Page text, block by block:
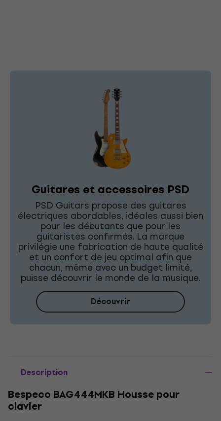
Guitares et accessoires PSD
PSD Guitars propose des guitares
électriques abordables, idéales aussi bien
pour les débutants que pour les
guitaristes confirmés. La marque
privilégie une fabrication de haute qualité
et un confort de jeu optimal afin que
chacun, même avec un budget limité,
puisse découvrir le monde de la musique.
Découvrir
Description
Bespeco BAG444MKB Housse pour
clavier